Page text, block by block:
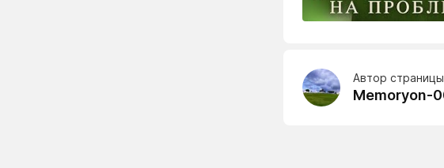
Автор страницы
Memoryon-